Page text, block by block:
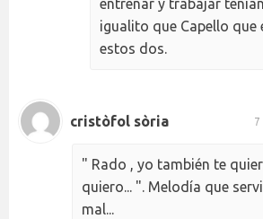
entrenar y trabajar
igualito que Capello que
estos dos.
cristòfol sòria 7
" Rado , yo también te
quiero... ". Melodía que
mal...